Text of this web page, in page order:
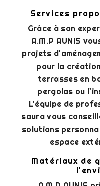
Services
Grâce à son
A.M.P AUNIS
projets
pour la
terrasses en
pergolas ou
L'équipe de
saura vous
solutions
espace
Matériaux de